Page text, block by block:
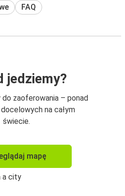
FAQ
jedziemy?
do zaoferowania – ponad
na całym
świecie.
mapę